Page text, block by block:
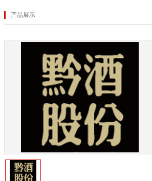
产品展示